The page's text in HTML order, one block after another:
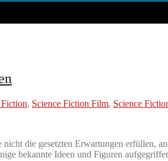
Fiction, Science Fiction Film, Science
die gesetzten Erwartungen erfüllen,
bekannte Ideen und Figuren